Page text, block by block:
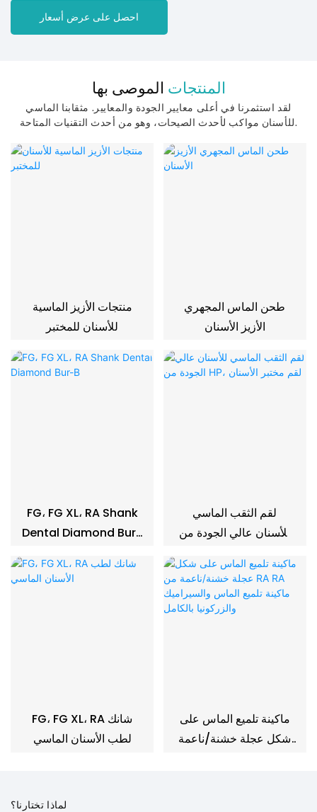
احصل على عرض أسعار
المنتجات الموصى بها
لقد استثمرنا في أعلى معايير الجودة والمعايير. مثقابنا الماسي
للأسنان مواكب لأحدث الصيحات، وهو من أحدث التقنيات المتاحة.
منتجات الأزيز الماسية
للأسنان للمختبر
طحن الماس المجهري
الأزيز الأسنان
FG، FG XL، RA Shank
Dental Diamond Bur-
لقم الثقب الماسي
للأسنان عالي الجودة من
FG، FG XL، RA شانك
لطب الأسنان الماسي
ماكينة تلميع الماس على
شكل عجلة خشنة/ناعمة
لماذا تختارنا؟